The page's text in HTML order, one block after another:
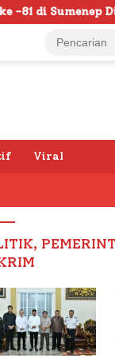
Dimulai, Bupati
Viral